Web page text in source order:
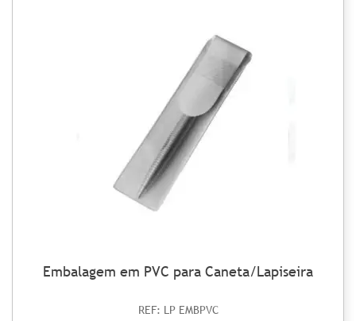
Embalagem em PVC para Caneta/Lapiseira
REF: LP EMBPVC